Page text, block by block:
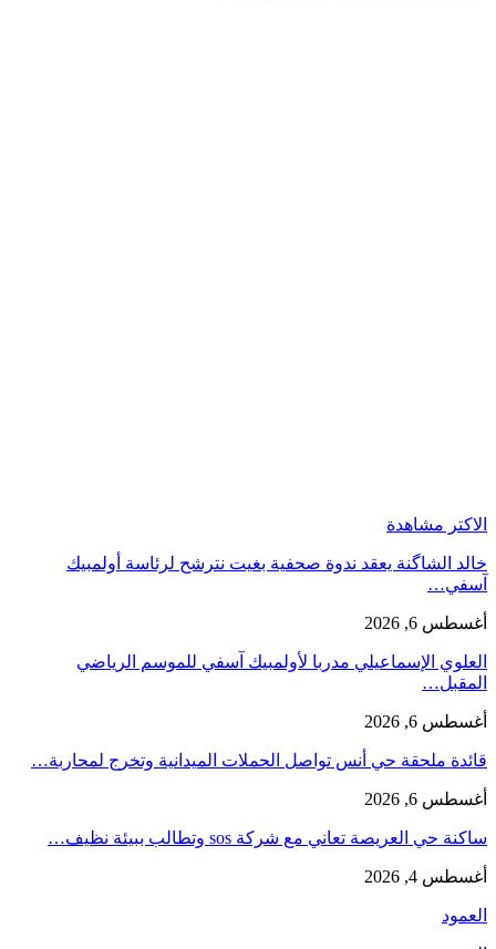
الاكتر مشاهدة
خالد الشاگنة يعقد ندوة صحفية بغيت نترشح لرئاسة أولمبيك
آسفي…
أغسطس 6, 2026
العلوي الإسماعيلي مدربا لأولمبيك آسفي للموسم الرياضي
المقبل…
أغسطس 6, 2026
قائدة ملحقة حي أنس تواصل الحملات الميدانية وتخرج لمحاربة…
أغسطس 6, 2026
ساكنة حي العريصة تعاني مع شركة sos وتطالب ببيئة نظيف…
أغسطس 4, 2026
العمود